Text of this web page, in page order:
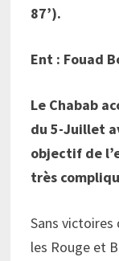
87’).
Ent : Fouad
Le Chabab
du 5-Juillet
objectif de
très
Sans victoires
les Rouge et